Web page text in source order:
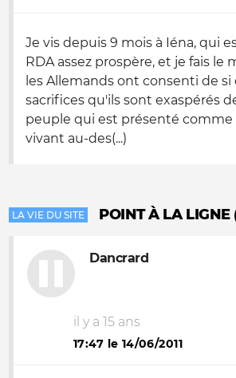
Je vis depuis 9 mois à Iéna, qui
RDA assez prospère, et je fais le
les Allemands ont consenti de
sacrifices qu'ils sont exaspérés
peuple qui est présenté
vivant au-des(...)
LA VIE DU SITE POINT À LA LIGNE
Dancrard
il y a 15 ans
17:47 le 14/06/2011